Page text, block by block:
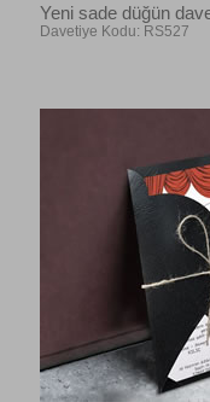
Yeni sade düğün